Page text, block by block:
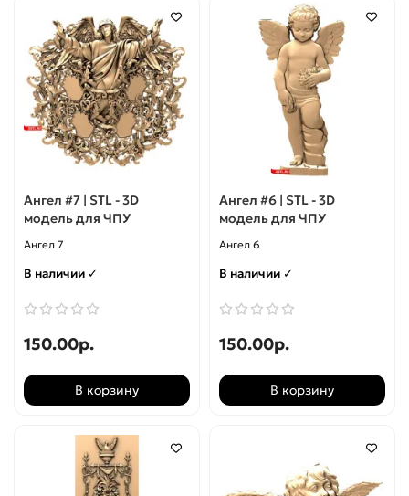
Рукоятки
Фасады
Цветы
8 марта
Статуэтки
Шахматы
Ангел #7 | STL - 3D
модель для ЧПУ
Ангел 7
В наличии ✓
150.00р.
В корзину
Ангел #6 | STL - 3D
модель для ЧПУ
Ангел 6
В наличии ✓
150.00р.
В корзину